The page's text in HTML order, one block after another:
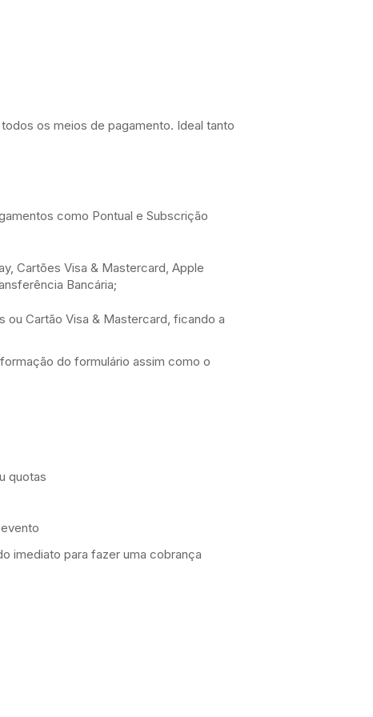
os meios de pagamento. Ideal tanto
como Pontual e Subscrição
Cartões Visa & Mastercard, Apple
Bancária;
Cartão Visa & Mastercard, ficando a
do formulário assim como o
quotas
imediato para fazer uma cobrança